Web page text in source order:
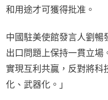
和用途才可獲得批准。
中國駐美使館發言人劉暢
出口問題上保持一貫立場
實現互利共贏，反對將科
化、武器化。」